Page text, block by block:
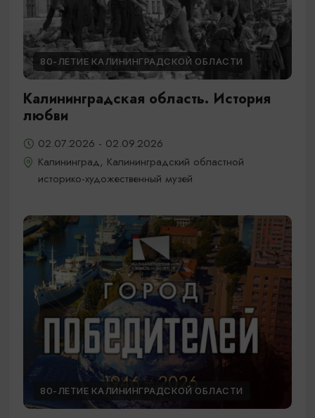
80-ЛЕТИЕ КАЛИНИНГРАДСКОЙ ОБЛАСТИ
Калининградская область. История
любви
02.07.2026 - 02.09.2026
Калининград, Калининградский областной
историко-художественный музей
80-ЛЕТИЕ КАЛИНИНГРАДСКОЙ ОБЛАСТИ